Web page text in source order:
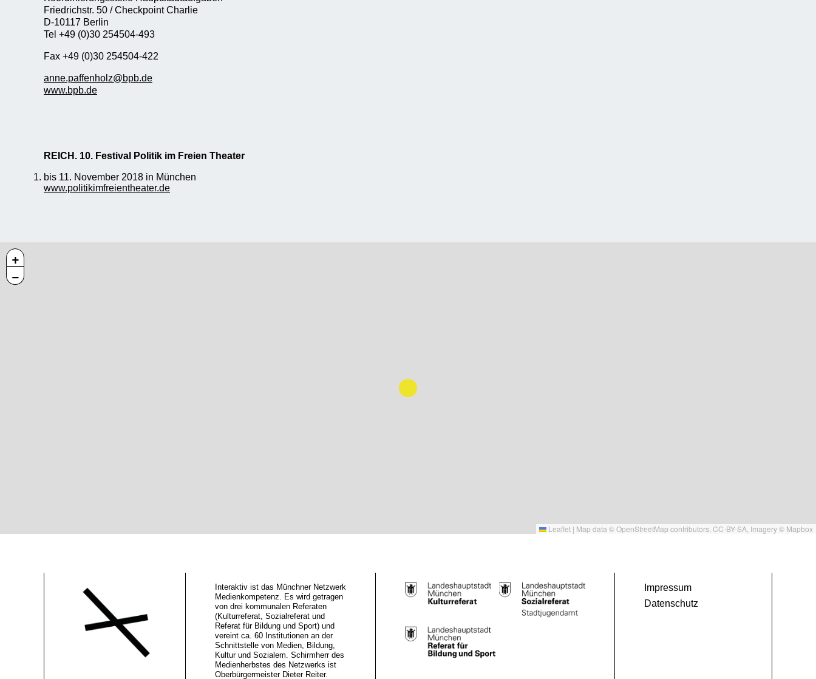
Friedrichstr. 50 / Checkpoint Charlie
D-10117 Berlin
Tel +49 (0)30 254504-493
Fax +49 (0)30 254504-422
anne.paffenholz@bpb.de
www.bpb.de
REICH. 10. Festival Politik im Freien Theater
bis 11. November 2018 in München
www.politikimfreientheater.de
+
−
Leaflet | Map data ©OpenStreetMap contributors, CC-BY-SA , Imagery © Mapbox
Interaktiv ist das Münchner Netzwerk
Medienkompetenz. Es wird getragen
von drei kommunalen Referaten
(Kulturreferat, Sozialreferat und
Referat für Bildung und Sport) und
vereint ca. 60 Institutionen an der
Schnittstelle von Medien, Bildung,
Kultur und Sozialem. Schirmherr des
Medienherbstes des Netzwerks ist
Oberbürgermeister Dieter Reiter.
Impressum
Datenschutz